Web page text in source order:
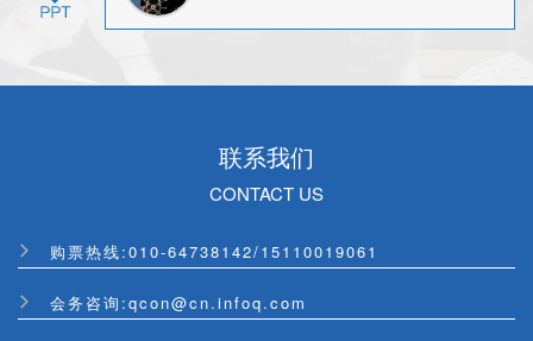
联系我们
CONTACT US
购票热线:010-64738142/15110019061
会务咨询:qcon@cn.infoq.com